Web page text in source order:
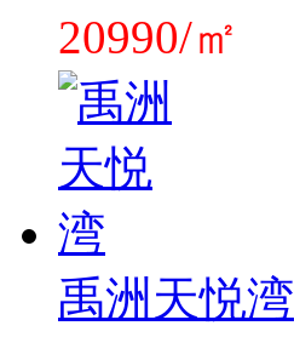
20990/㎡
禹洲天悦湾